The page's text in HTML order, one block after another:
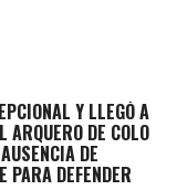
Y LLEGÓ A
DE COLO
DE
PARA DEFENDER